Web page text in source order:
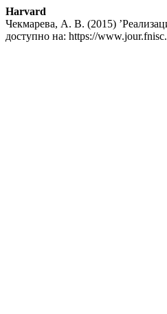
Harvard
Чекмарева, А. В. (2015)
доступно на: https://